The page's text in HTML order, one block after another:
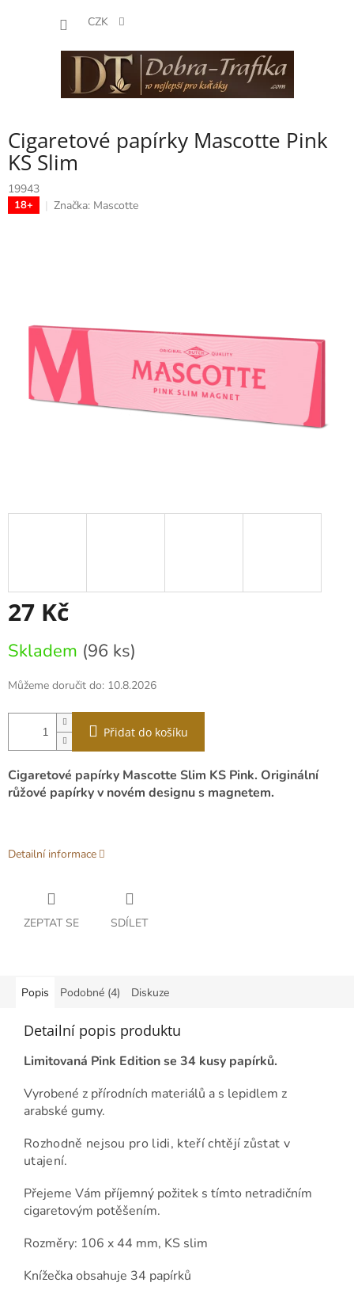
CZK
Cigaretové papírky Mascotte Pink
KS Slim
19943
18+ Značka: Mascotte
27 Kč
cena:
Skladem (96 ks)
Můžeme doručit do: 10.8.2026
Přidat do košíku
Cigaretové papírky Mascotte Slim KS Pink. Originální
růžové papírky v novém designu s magnetem.
Detailní informace
ZEPTAT SE SDÍLET
Popis Podobné (4) Diskuze
Detailní popis produktu
Limitovaná Pink Edition se 34 kusy papírků.
Vyrobené z přírodních materiálů a s lepidlem z
arabské gumy.
Rozhodně nejsou pro lidi, kteří chtějí zůstat v
utajení.
Přejeme Vám příjemný požitek s tímto netradičním
cigaretovým potěšením.
Rozměry: 106 x 44 mm, KS slim
Knížečka obsahuje 34 papírků